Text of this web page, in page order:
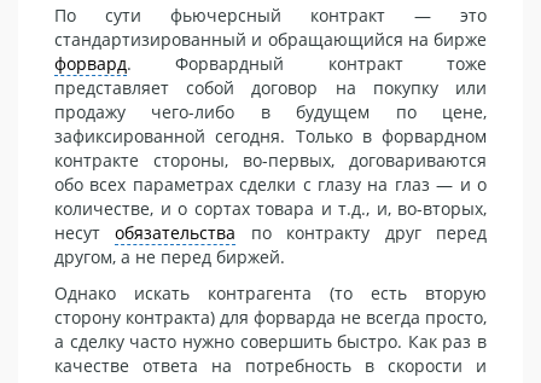
По сути фьючерсный контракт — это
стандартизированный и обращающийся на бирже
форвард. Форвардный контракт тоже
представляет собой договор на покупку или
продажу чего-либо в будущем по цене,
зафиксированной сегодня. Только в форвардном
контракте стороны, во-первых, договариваются
обо всех параметрах сделки с глазу на глаз — и о
количестве, и о сортах товара и т.д., и, во-вторых,
несутобязательства по контракту друг перед
другом, а не перед биржей.
Однако искать контрагента (то есть вторую
сторону контракта) для форварда не всегда просто,
а сделку часто нужно совершить быстро. Как раз в
качестве ответа на потребность в скорости и